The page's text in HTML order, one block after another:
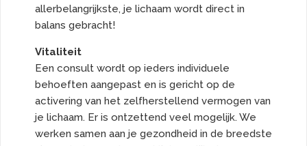
allerbelangrijkste, je lichaam wordt direct in
balans gebracht!
Vitaliteit
Een consult wordt op ieders individuele
behoeften aangepast en is gericht op de
activering van het zelfherstellend vermogen van
je lichaam. Er is ontzettend veel mogelijk. We
werken samen aan je gezondheid in de breedste